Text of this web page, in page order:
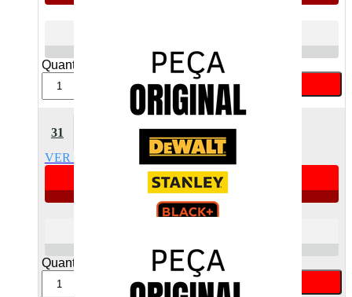
Varejo
Quant:
Comprar
31
Dewalt 18629300
VER DETALHES
Apenas 10 unidades
R$ 4,04
Atacado
Varejo
Quant:
Comprar